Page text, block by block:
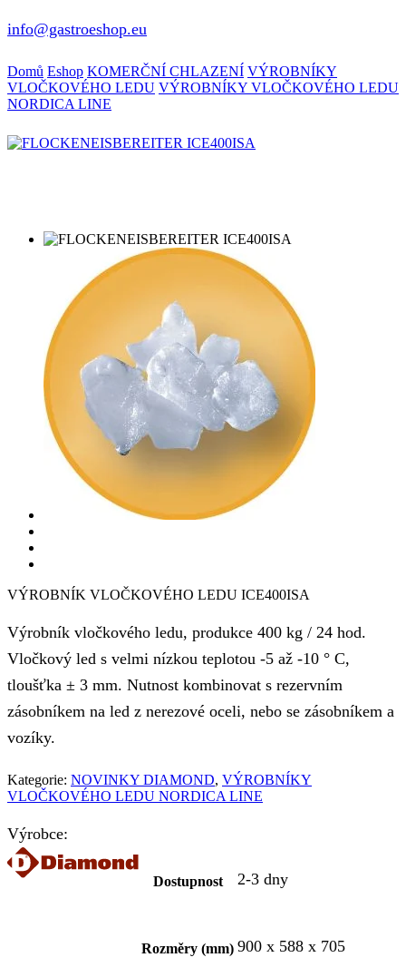
info@gastroeshop.eu
Domů Eshop KOMERČNÍ CHLAZENÍ VÝROBNÍKY
VLOČKOVÉHO LEDU VÝROBNÍKY VLOČKOVÉHO LEDU
NORDICA LINE
VÝROBNÍK VLOČKOVÉHO LEDU ICE400ISA
Výrobník vločkového ledu, produkce 400 kg / 24 hod.
Vločkový led s velmi nízkou teplotou -5 až -10 ° C,
tloušťka ± 3 mm. Nutnost kombinovat s rezervním
zásobníkem na led z nerezové oceli, nebo se zásobníkem a
vozíky.
Kategorie: NOVINKY DIAMOND, VÝROBNÍKY
VLOČKOVÉHO LEDU NORDICA LINE
Výrobce:
Dostupnost 2-3 dny
Rozměry (mm) 900 x 588 x 705